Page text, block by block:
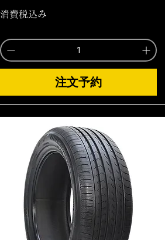
消費税込み
注文予約